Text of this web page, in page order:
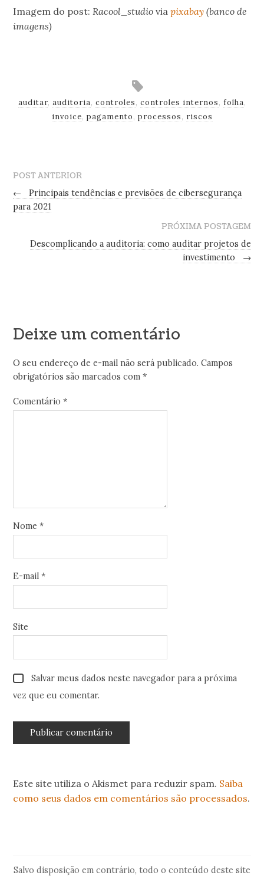
Imagem do post:Racool_studioviapixabay (banco de
imagens)
auditar, auditoria, controles, controles internos, folha,
invoice, pagamento, processos, riscos
POST ANTERIOR
←
Principais tendências e previsões de cibersegurança
para 2021
PRÓXIMA POSTAGEM
Descomplicando a auditoria: como auditar projetos de
investimento
→
Deixe um comentário
O seu endereço de e-mail não será publicado. Campos
obrigatórios são marcados com*
Comentário*
Nome*
E-mail*
Site
Salvar meus dados neste navegador para a próxima
vez que eu comentar.
Este site utiliza o Akismet para reduzir spam. Saiba
como seus dados em comentários são processados.
Salvo disposição em contrário, todo o conteúdo deste site